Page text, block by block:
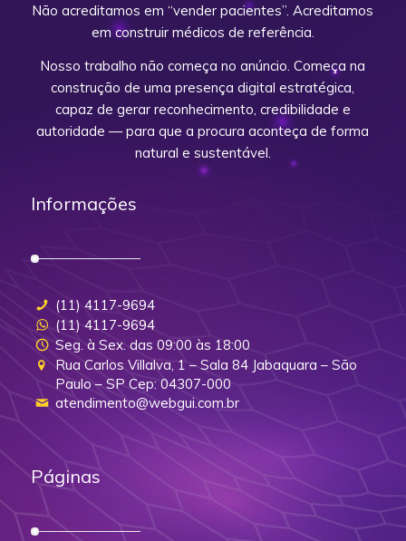
Não acreditamos em “vender pacientes”. Acreditamos
em construir médicos de referência.
Nosso trabalho não começa no anúncio. Começa na
construção de uma presença digital estratégica,
capaz de gerar reconhecimento, credibilidade e
autoridade — para que a procura aconteça de forma
natural e sustentável.
Informações
(11) 4117-9694
(11) 4117-9694
Seg. à Sex. das 09:00 às 18:00
Rua Carlos Villalva, 1 – Sala 84 Jabaquara – São
Paulo – SP Cep: 04307-000
atendimento@webgui.com.br
Páginas